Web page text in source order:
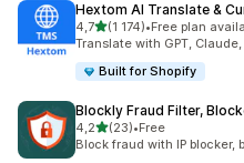
Hextom AI Translate &
4,7z 5 hvězd
(1 174)
Celkový počet recenzí: 1174
•Free plan
Translate with GPT,
Built for Shopify
Blockly Fraud Filter,
4,2z 5 hvězd
(23)
Celkový počet recenzí: 23
•Free
Block fraud with IP blocker,